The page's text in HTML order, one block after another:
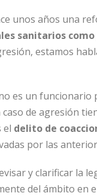
unos años una
sanitarios como
estamos
es un funcionario
de agresión
el delito de
por las
y clarificar la
del ámbito en